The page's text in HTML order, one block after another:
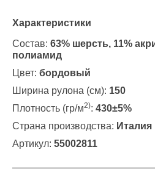
Характеристики
Состав: 63% шерсть, 11%
полиамид
Цвет: бордовый
Ширина рулона (см): 150
Плотность (гр/м2): 430±5%
Страна производства: Италия
Артикул: 55002811